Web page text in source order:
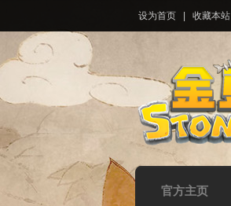
设为首页 收藏本站
官方主页